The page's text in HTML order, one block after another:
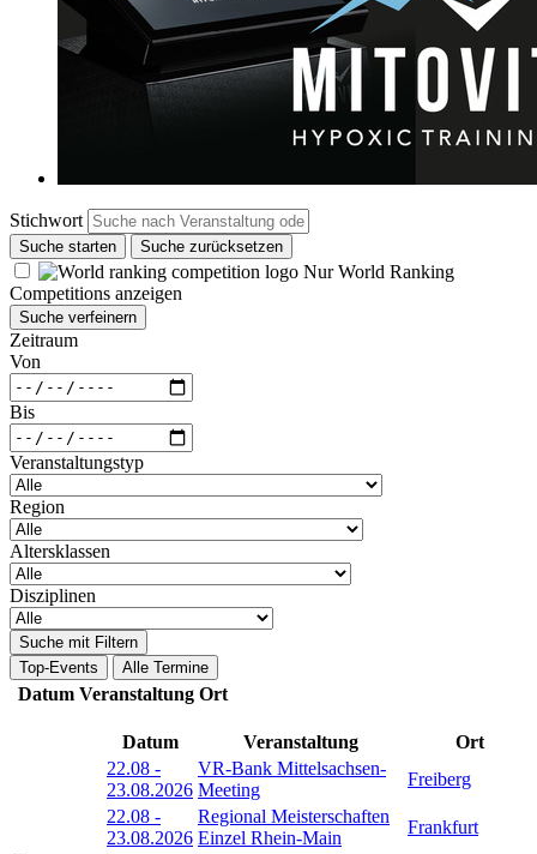
Stichwort
Suche starten Suche zurücksetzen
Nur World Ranking
Competitions anzeigen
Suche verfeinern
Zeitraum
Von
Bis
Veranstaltungstyp
Region
Altersklassen
Disziplinen
Suche mit Filtern
Top-Events
Alle Termine
Datum Veranstaltung Ort
Datum Veranstaltung
Ort
22.08 -
23.08.2026
VR-Bank Mittelsachsen-
Meeting
Freiberg
22.08 -
23.08.2026
Regional Meisterschaften
Einzel Rhein-Main
Frankfurt